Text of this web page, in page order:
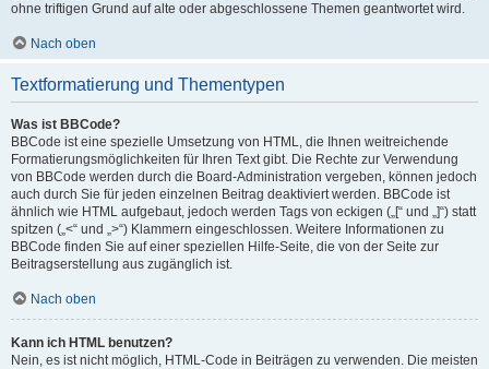
ohne triftigen Grund auf alte oder abgeschlossene Themen geantwortet wird.
Nach oben
Textformatierung und Thementypen
Was ist BBCode?
BBCode ist eine spezielle Umsetzung von HTML, die Ihnen weitreichende
Formatierungsmöglichkeiten für Ihren Text gibt. Die Rechte zur Verwendung
von BBCode werden durch die Board-Administration vergeben, können jedoch
auch durch Sie für jeden einzelnen Beitrag deaktiviert werden. BBCode ist
ähnlich wie HTML aufgebaut, jedoch werden Tags von eckigen („[“ und „]“) statt
spitzen („<“ und „>“) Klammern eingeschlossen. Weitere Informationen zu
BBCode finden Sie auf einer speziellen Hilfe-Seite, die von der Seite zur
Beitragserstellung aus zugänglich ist.
Nach oben
Kann ich HTML benutzen?
Nein, es ist nicht möglich, HTML-Code in Beiträgen zu verwenden. Die meisten